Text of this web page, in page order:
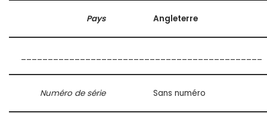
Pays Angleterre
Numéro de série Sans numéro